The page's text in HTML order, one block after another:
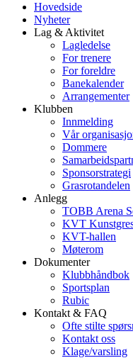
Hovedside
Nyheter
Lag & Aktivitet
Lagledelse
For trenere
For foreldre
Banekalender
Arrangementer
Klubben
Innmelding
Vår
Dommere
Sponsorstrategi
Grasrotandelen
Anlegg
TOBB Arena
KVT
KVT-hallen
Møterom
Dokumenter
Klubbhåndbok
Sportsplan
Rubic
Kontakt & FAQ
Ofte stilte
Kontakt oss
Klage/varsling